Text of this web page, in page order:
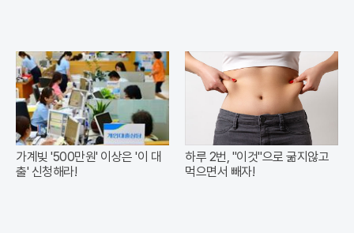
가계빚 '500만원' 이상은 '이 대
출' 신청해라!
하루 2번, "이것"으로 굶지않고
먹으면서 빼자!